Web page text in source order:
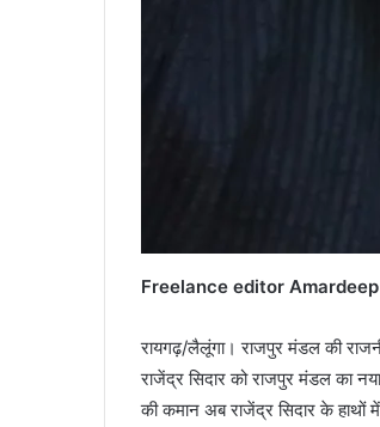
Freelance editor
रायगढ़/लैलूंगा। राजपुर मंडल की
राजेंद्र सिदार को राजपुर मंडल का
की कमान अब राजेंद्र सिदार के